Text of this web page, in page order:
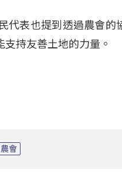
代表也提到透過農會的
持友善土地的力量。
會